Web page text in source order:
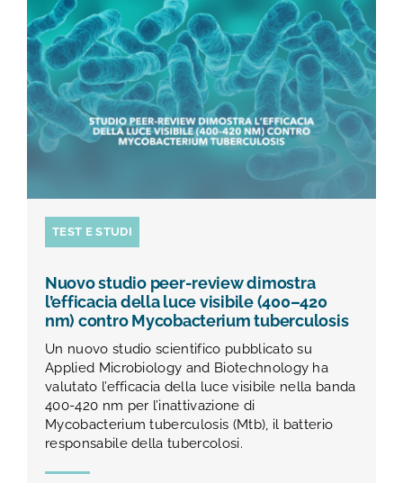
CHI SIAMO
NEWS
RISORSE
FAQ
CONTATTI
AREA RISERVATA
TEST E STUDI
Nuovo studio peer-review dimostra
l’efficacia della luce visibile (400–420
nm) contro Mycobacterium tuberculosis
Un nuovo studio scientifico pubblicato su
Applied Microbiology and Biotechnology ha
valutato l’efficacia della luce visibile nella banda
400-420 nm per l’inattivazione di
Mycobacterium tuberculosis (Mtb), il batterio
responsabile della tubercolosi.